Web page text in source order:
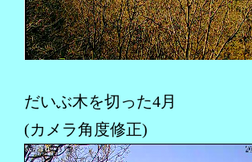
だいぶ木を切った4月
(カメラ角度修正)